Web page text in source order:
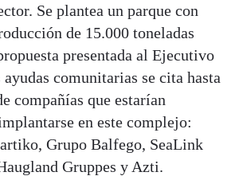
Se plantea un parque con
de 15.000 toneladas
presentada al Ejecutivo
comunitarias se cita hasta
compañías que estarían
en este complejo:
Grupo Balfego, SeaLink
Gruppes y Azti.